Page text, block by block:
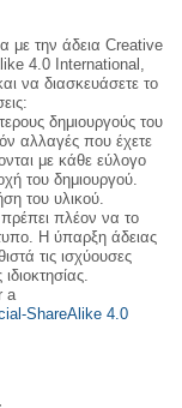
με την άδεια Creative
4.0 International,
να διασκευάσετε το
δημιουργούς του
αλλαγές που έχετε
με κάθε εύλογο
του δημιουργού.
του υλικού.
πλέον να το
Η ύπαρξη άδειας
τις ισχύουσες
a
ShareAlike 4.0